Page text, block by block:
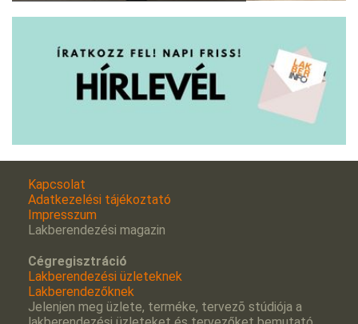
Kapcsolat
Adatkezelési tájékoztató
Impresszum
Lakberendezési magazin
Cégregisztráció
Lakberendezési üzleteknek
Lakberendezőknek
Jelenjen meg üzlete, terméke, tervezõ stúdiója a